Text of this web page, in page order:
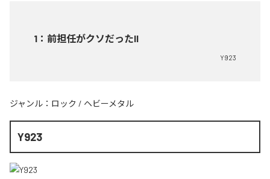
1 ： 前担任がクソだったII
Y923
ジャンル： ロック / ヘビーメタル
Y923